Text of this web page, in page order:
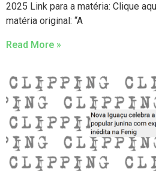
2025 Link para a matéria: Clique
matéria original: “A
Read More »